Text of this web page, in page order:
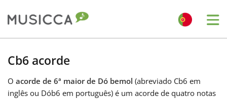
Български
Cb6 acorde
O acorde de 6ª maior de Dó bemol (abreviado Cb6 em
inglês ou Dób6 em português) é um acorde de quatro notas